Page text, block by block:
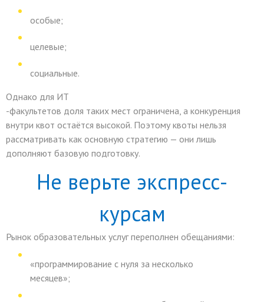
особые;
целевые;
социальные.
Однако для ИТ
-факультетов доля таких мест ограничена, а конкуренция
внутри квот остаётся высокой. Поэтому квоты нельзя
рассматривать как основную стратегию — они лишь
дополняют базовую подготовку.
Не верьте экспресс-
курсам
Рынок образовательных услуг переполнен обещаниями:
«программирование с нуля за несколько
месяцев»;